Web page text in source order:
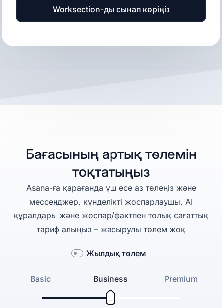
Worksection-ды сынап көріңіз
Бағасының артық төлемін
тоқтатыңыз
Asana-ға қарағанда үш есе аз төлеңіз және
мессенджер, күнделікті жоспарлаушы, AI
құралдары және жоспар/фактпен толық сағаттық
тариф алыңыз – жасырулы төлем жоқ
Basic Business Premium
Жылдық төлем